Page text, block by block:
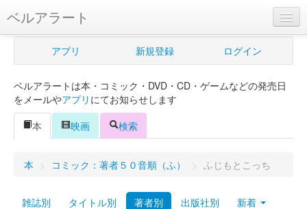
ベルアラート
ベルアラートとは
新規登録
ログイン
アプリ 新規登録 ログイン
ベルアラートは本・コミック・DVD・CD・ゲームなどの発売日
をメールやアプリ にてお知らせします
本
映画 検索
本 > コミック：著者５０音順（ふ） > ふじもとこっち
雑誌別 タイトル別 著者別 出版社別
新着